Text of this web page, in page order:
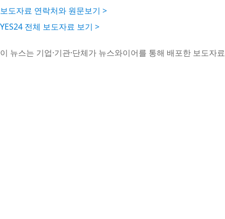
보도자료 연락처와 원문보기 >
YES24 전체 보도자료 보기 >
이 뉴스는 기업·기관·단체가 뉴스와이어를 통해 배포한 보도자